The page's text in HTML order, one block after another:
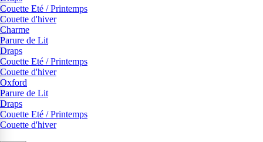
Couette Eté / Printemps
Couette d'hiver
Charme
Parure de Lit
Draps
Couette Eté / Printemps
Couette d'hiver
Oxford
Parure de Lit
Draps
Couette Eté / Printemps
Couette d'hiver